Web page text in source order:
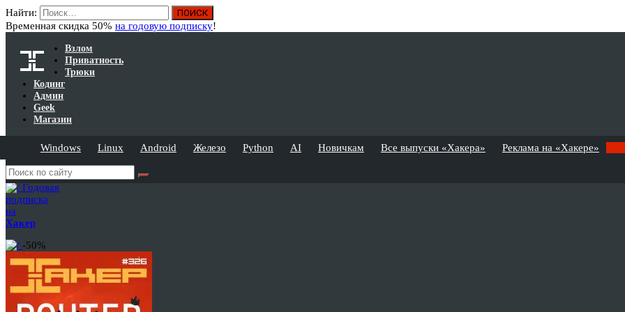
Найти:
Временная скидка 50% на годовую подписку!
Взлом
Приватность
Трюки
Кодинг
Админ
Geek
Магазин
Windows Linux Android Железо Python AI Новичкам Все выпуски «Хакера» Реклама на «Хакере»
Годовая
подписка
на
Хакер
-50%